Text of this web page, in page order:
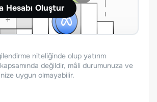
Hesabı Oluştur
niteliğinde olup yatırım
kapsamında değildir, mâli durumunuza ve
uygun olmayabilir.